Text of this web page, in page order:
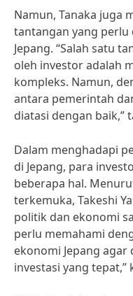
Namun, Tanaka juga
tantangan yang perlu
Jepang. “Salah satu
oleh investor adalah
kompleks. Namun,
antara pemerintah
diatasi dengan baik,”
Dalam menghadapi
di Jepang, para
beberapa hal.
terkemuka, Takeshi
politik dan ekonomi
perlu memahami
ekonomi Jepang
investasi yang tepat,”